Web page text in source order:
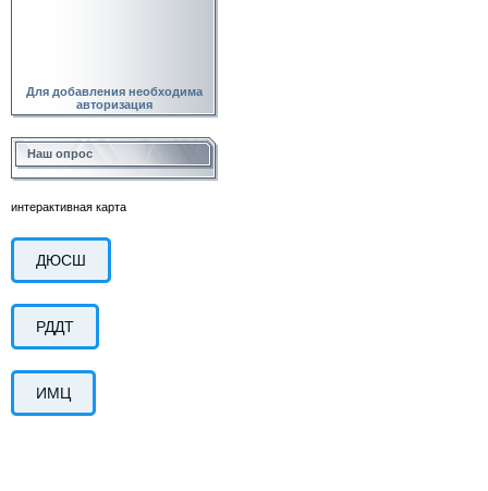
Для добавления необходима
авторизация
Наш опрос
интерактивная карта
ДЮСШ
РДДТ
ИМЦ